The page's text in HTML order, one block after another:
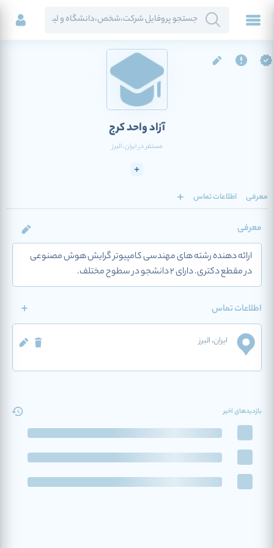
آزاد واحد کرج
مستقر درایران، البرز
معرفی اطلاعات تماس
معرفی
ارائه دهنده رشته های مهندسی کامپیوتر گرایش هوش مصنوعی
در مقطع دکتری. دارای 2 دانشجو در سطوح مختلف.
اطلاعات تماس
ایران، البرز
بازدیدهای اخیر